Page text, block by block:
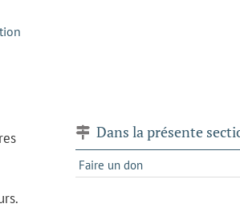
Dans la présente
Faire un don